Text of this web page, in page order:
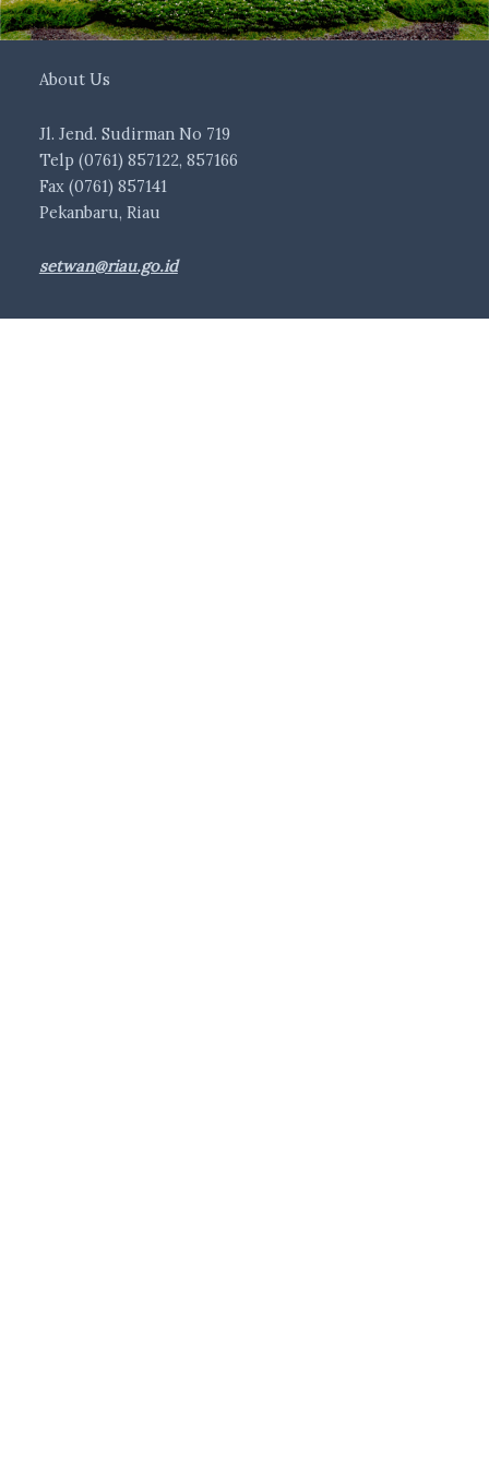
About Us
Jl. Jend. Sudirman No 719
Telp (0761) 857122, 857166
Fax (0761) 857141
Pekanbaru, Riau
setwan@riau.go.id